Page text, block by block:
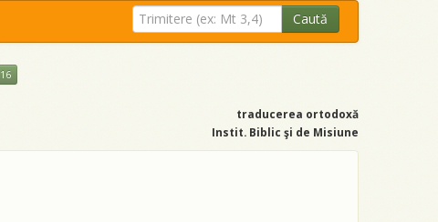
Caută
16
traducerea ortodoxă
Instit. Biblic şi de Misiune